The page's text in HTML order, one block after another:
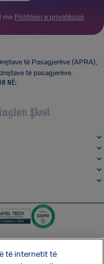
me Politikën e privatësisë.
të Pasagjerëve (APRA),
të pasagjerëve.
NË:
të internetit të